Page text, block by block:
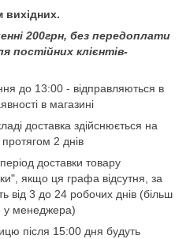
вихідних.
200грн, без передоплати
постійних клієнтів-
до 13:00 - відправляються в
в магазині
доставка здійснюється на
2 днів
доставки товару
якщо ця графа відсутня, за
від 3 до 24 робочих днів (більш
у менеджера)
після 15:00 дня будуть